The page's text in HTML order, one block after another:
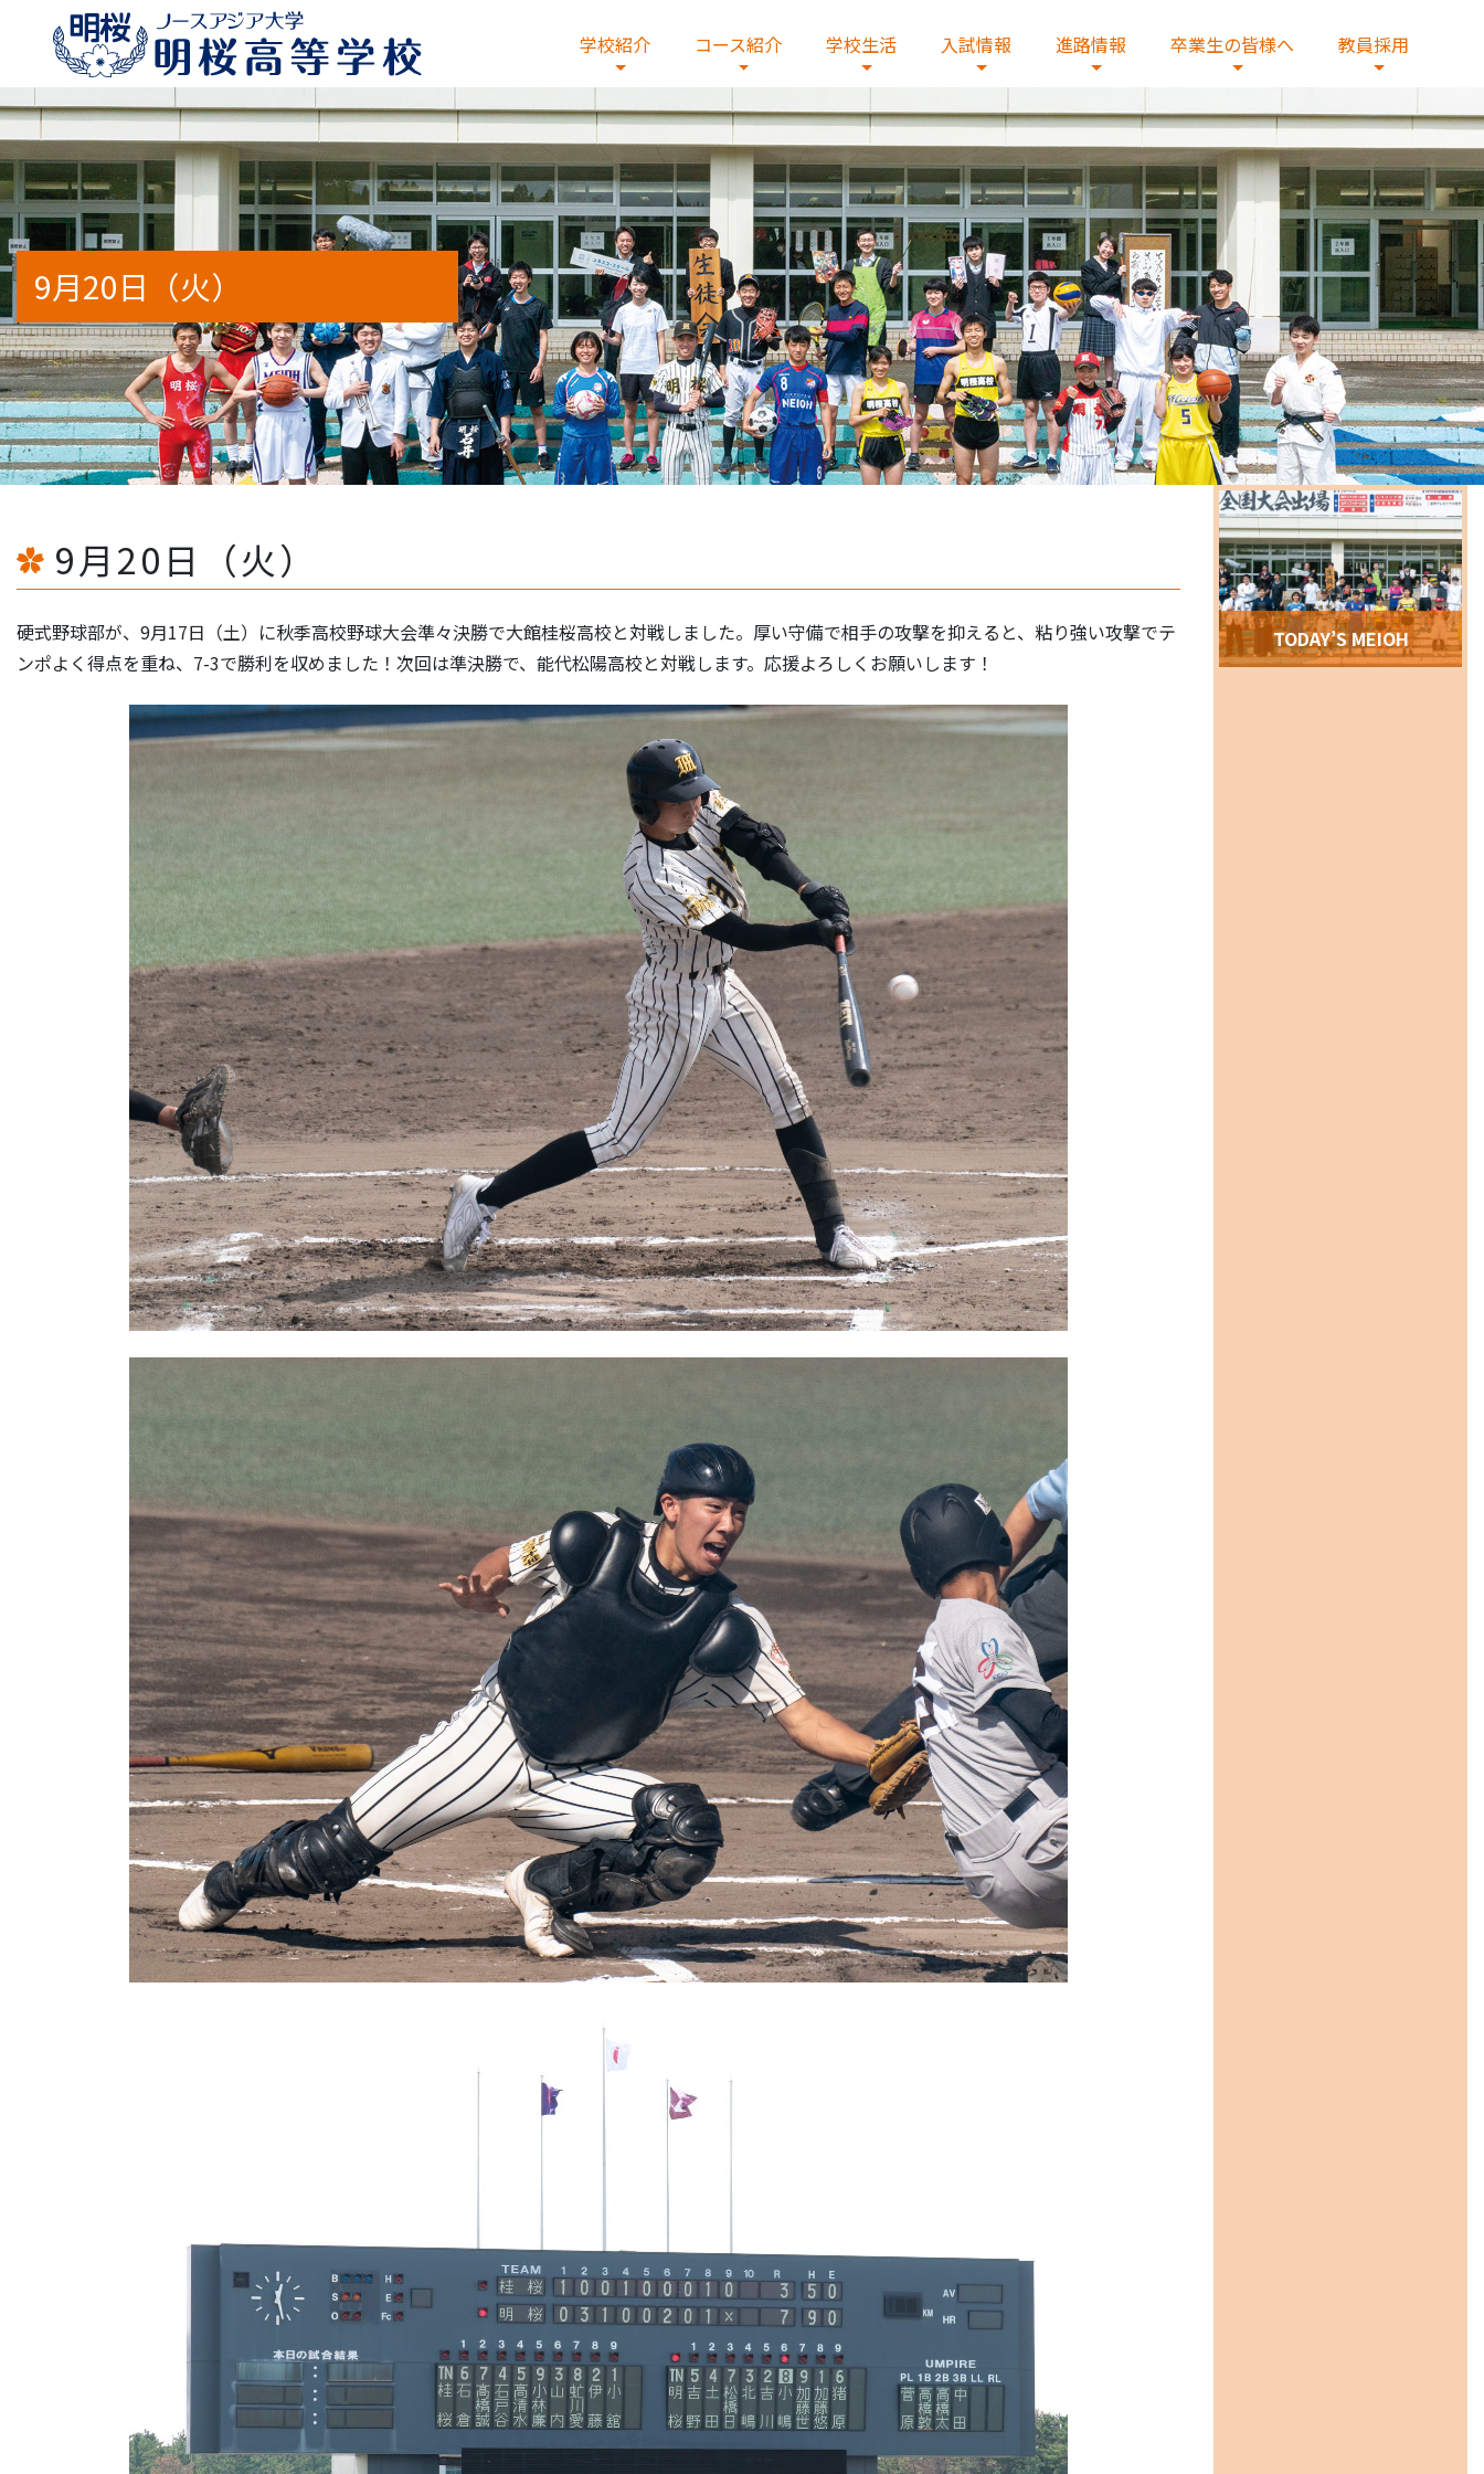
学校紹介
校長のメッセージ 明桜高校の歴史 校歌・制服 施設紹介 教員の紹介
アクセスマップ
コース紹介
特別進学コースα 特別進学コースβ デジタルコース 文理コース 総合研究コース
人間科学コース（通信制）
学校生活
年間行事予定 部活動 在校生の皆様へ 証明書発行
スクールバス時刻表
入試情報
学校案内2026 WEB出願・入試要項・出願書類
進路情報
進路状況 出身地情報
卒業生の皆様へ 教員採用
9月20日（火）
9月20日（火）
硬式野球部が、9月17日（土）に秋季高校野球大会準々決勝で大館桂桜高校と対戦しました。厚い守備で相手の攻撃を抑えると、粘り強い攻撃でテ
ンポよく得点を重ね、7-3で勝利を収めました！次回は準決勝で、能代松陽高校と対戦します。応援よろしくお願いします！
TODAY’S MEIOH